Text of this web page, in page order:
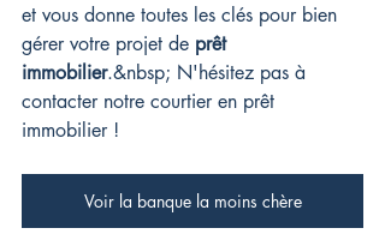
et vous donne toutes les clés pour bien
gérer votre projet de prêt
immobilier.&nbsp; N'hésitez pas à
contacter notre courtier en prêt
immobilier !
Voir la banque la moins chère